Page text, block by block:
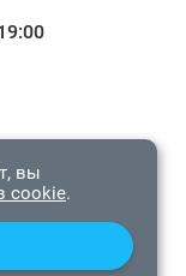
защищены.
вы
cookie.